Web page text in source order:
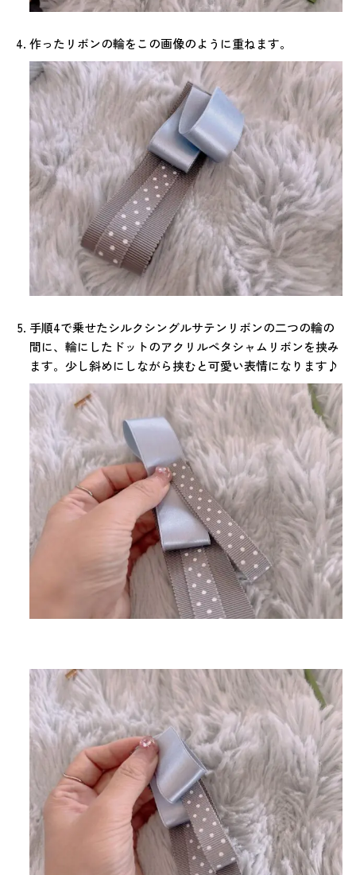
作ったリボンの輪をこの画像のように重ねます。
手順4で乗せたシルクシングルサテンリボンの二つの輪の
間に、輪にしたドットのアクリルペタシャムリボンを挟み
ます。少し斜めにしながら挟むと可愛い表情になります♪